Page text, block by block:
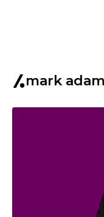
mark adam